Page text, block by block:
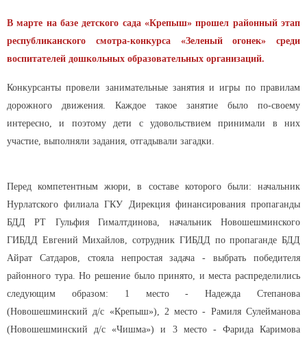
В марте на базе детского сада «Крепыш» прошел районный этап
республиканского смотра-конкурса «Зеленый огонек» среди
воспитателей дошкольных образовательных организаций.
Конкурсанты провели занимательные занятия и игры по правилам
дорожного движения. Каждое такое занятие было по-своему
интересно, и поэтому дети с удовольствием принимали в них
участие, выполняли задания, отгадывали загадки.
Перед компетентным жюри, в составе которого были: начальник
Нурлатского филиала ГКУ Дирекция финансирования пропаганды
БДД РТ Гульфия Гималтдинова, начальник Новошешминского
ГИБДД Евгений Михайлов, сотрудник ГИБДД по пропаганде БДД
Айрат Сатдаров, стояла непростая задача - выбрать победителя
районного тура. Но решение было принято, и места распределились
следующим образом: 1 место - Надежда Степанова
(Новошешминский д/с «Крепыш»), 2 место - Рамиля Сулейманова
(Новошешминский д/с «Чишма») и 3 место - Фарида Каримова